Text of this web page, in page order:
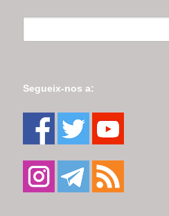
Segueix-nos a: